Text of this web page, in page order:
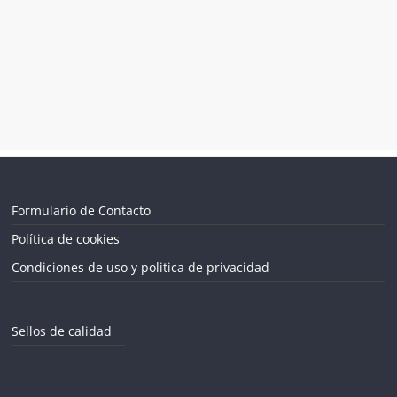
Formulario de Contacto
Política de cookies
Condiciones de uso y politica de privacidad
Sellos de calidad